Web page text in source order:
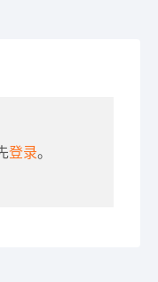
登录。